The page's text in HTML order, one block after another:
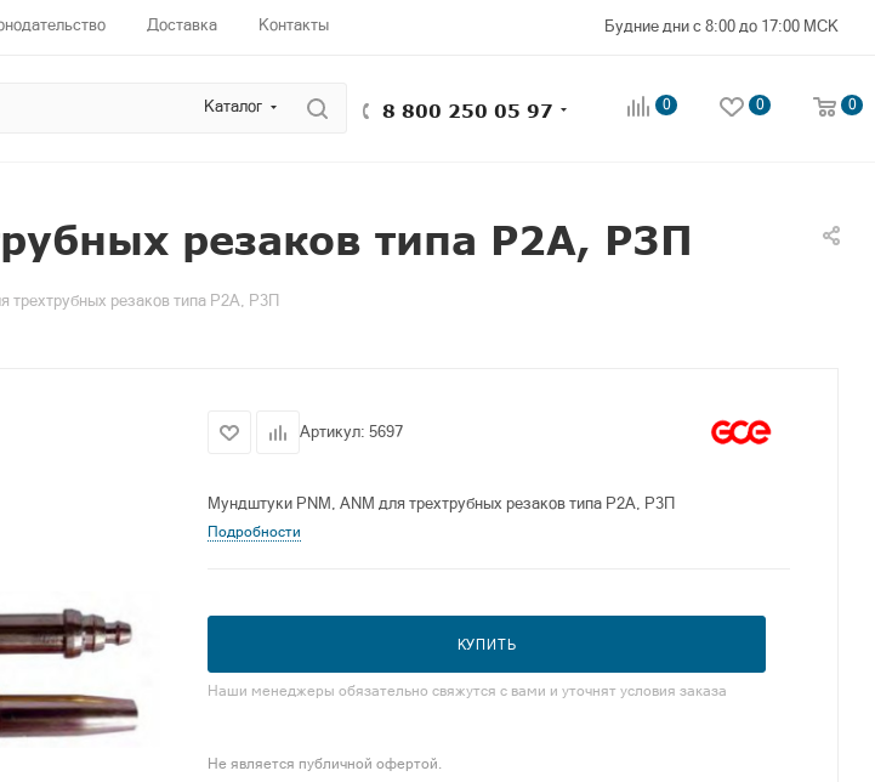
Доставка Контакты Будние дни с 8:00 до 17:00 МСК
Каталог 8 800 250 05 97 0 0 0
резаков типа Р2A, Р3П
трехтрубных резаков типа Р2A, Р3П
Артикул: 5697
Мундштуки PNM, ANM для трехтрубных резаков типа Р2A, Р3П
Подробности
КУПИТЬ
Наши менеджеры обязательно свяжутся с вами и уточнят условия заказа
Не является публичной офертой.